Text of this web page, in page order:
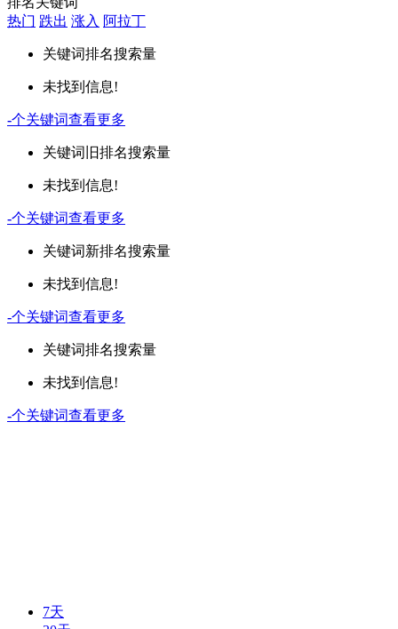
热门 跌出 涨入 阿拉丁
关键词排名搜索量
未找到信息!
-个关键词查看更多
关键词 旧排名搜索量
未找到信息!
-个关键词查看更多
关键词新排名搜索量
未找到信息!
-个关键词查看更多
关键词排名搜索量
未找到信息!
-个关键词查看更多
7天